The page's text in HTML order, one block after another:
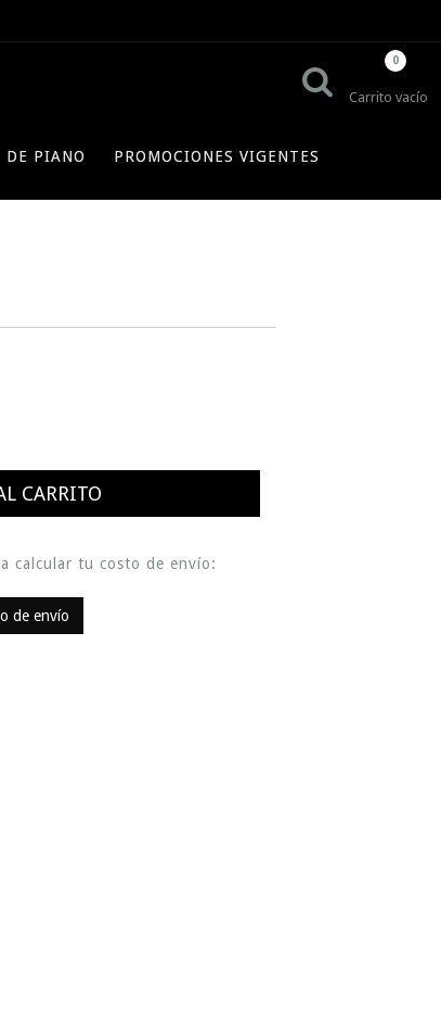
Carrito vacío
0
DE PIANO PROMOCIONES VIGENTES
calcular tu costo de envío:
de envío